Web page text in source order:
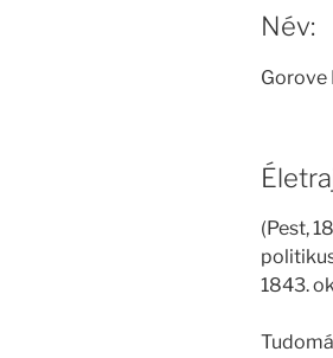
Név:
Gorove
(Pest,
1843.